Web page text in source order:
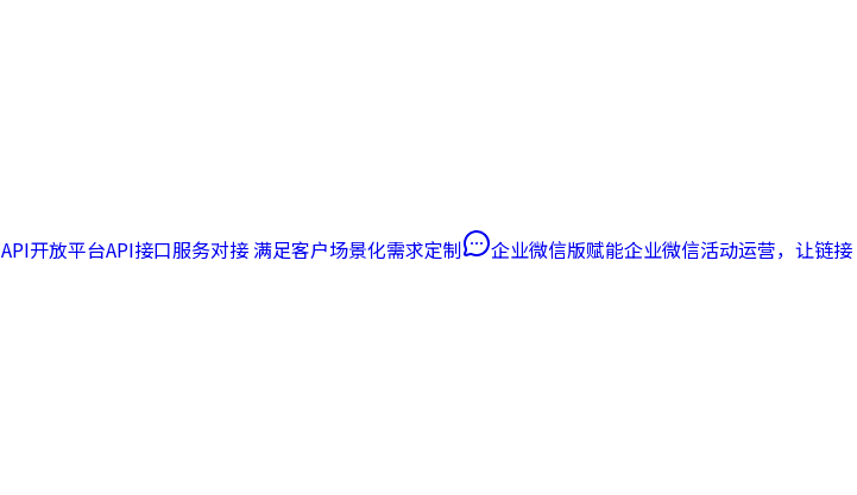
API开放平台API接口服务对接 满足客户场景化需求定制 企业微信版赋能企业微信活动运营，让链接